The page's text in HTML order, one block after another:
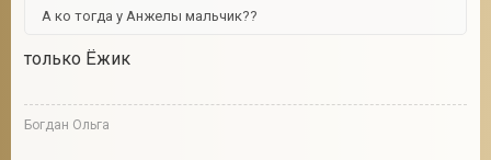
А ко тогда у Анжелы мальчик??
только Ёжик
Богдан Ольга